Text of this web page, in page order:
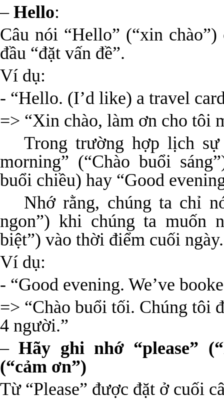
– Hello:
Câu nói “Hello” (“xin
đầu “đặt vấn đề”.
Ví dụ:
- “Hello. (I’d like) a travel
=> “Xin chào, làm ơn cho tôi
Trong trường hợp lịch
morning” (“Chào buổi
buổi chiều) hay “Good
Nhớ rằng, chúng ta chỉ
ngon”) khi chúng ta muốn
biệt”) vào thời điểm cuối ngày.
Ví dụ:
- “Good evening. We’ve
=> “Chào buổi tối. Chúng tôi
4 người.”
–Hãy ghi nhớ “please”
(“cảm ơn”)
Từ “Please” được đặt ở cuối